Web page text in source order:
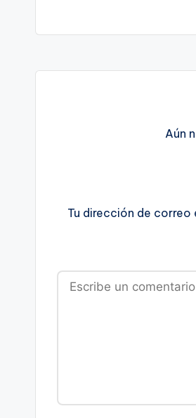
Aún
Tu dirección de